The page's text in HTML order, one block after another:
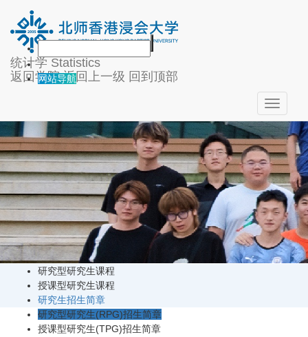
统计学 Statistics
返回学院 返回上一级 回到顶部
网站导航
Toggle
研究型研究生课程
授课型研究生课程
研究生招生简章
研究型研究生(RPG)招生简章
授课型研究生(TPG)招生简章